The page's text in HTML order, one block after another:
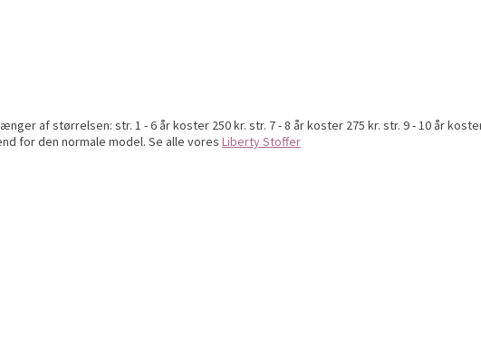
af størrelsen: str. 1 - 6 år koster 250 kr. str. 7 - 8 år koster 275 kr. str. 9 - 10 år
for den normale model. Se alle vores Liberty Stoffer